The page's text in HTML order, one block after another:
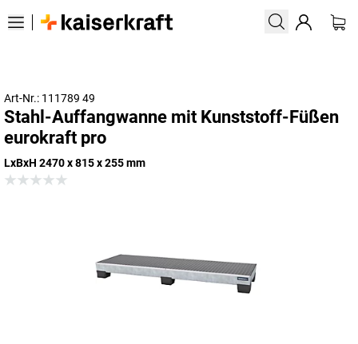
Art-Nr.: 111789 49
Stahl-Auffangwanne mit Kunststoff-Füßen
eurokraft pro
LxBxH 2470 x 815 x 255 mm